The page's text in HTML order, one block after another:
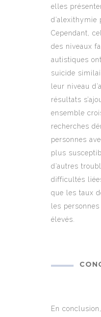
elles
d’alexithymie
Cependant,
des niveaux
autistiques
suicide
leur niveau
résultats
ensemble
recherches
personnes
plus
d’autres
difficultés
que les taux
les
élevés.
En